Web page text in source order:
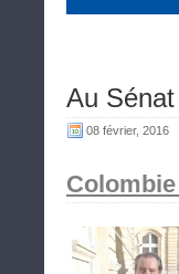
Au
08 février, 2016